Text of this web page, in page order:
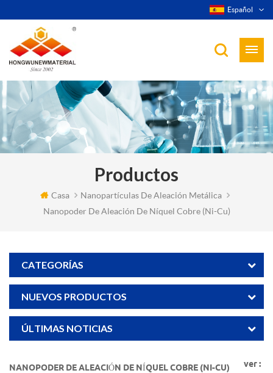
Español
Productos
Casa
Nanopartículas De Aleación Metálica
Nanopoder De Aleación De Níquel Cobre (ni-Cu)
CATEGORÍAS
NUEVOS PRODUCTOS
ÚLTIMAS NOTICIAS
NANOPODER DE ALEACIÓN DE NÍQUEL COBRE (NI-CU) ver :